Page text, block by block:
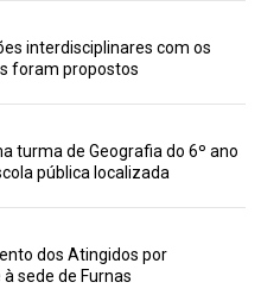
interdisciplinares com os
foram propostos
turma de Geografia do 6º ano
pública localizada
dos Atingidos por
sede de Furnas